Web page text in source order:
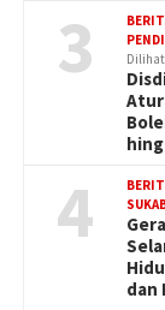
3
Dilihat
4
dan